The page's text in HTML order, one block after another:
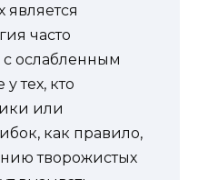
является
часто
с ослабленным
тех, кто
или
как правило,
творожистых